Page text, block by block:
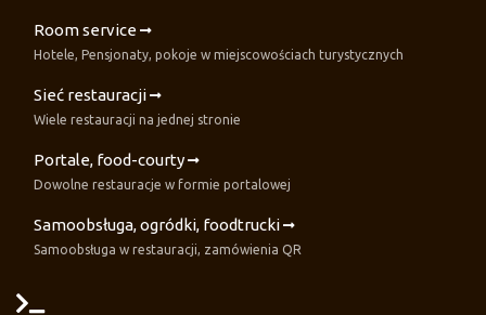
Room service
Hotele, Pensjonaty, pokoje w miejscowościach turystycznych
Sieć restauracji
Wiele restauracji na jednej stronie
Portale, food-courty
Dowolne restauracje w formie portalowej
Samoobsługa, ogródki, foodtrucki
Samoobsługa w restauracji, zamówienia QR